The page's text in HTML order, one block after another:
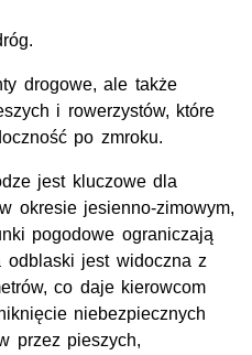
drogowe, ale także
i rowerzystów, które
po zmroku.
jest kluczowe dla
okresie jesienno-zimowym,
pogodowe ograniczają
odblaski jest widoczna z
co daje kierowcom
niebezpiecznych
przez pieszych,